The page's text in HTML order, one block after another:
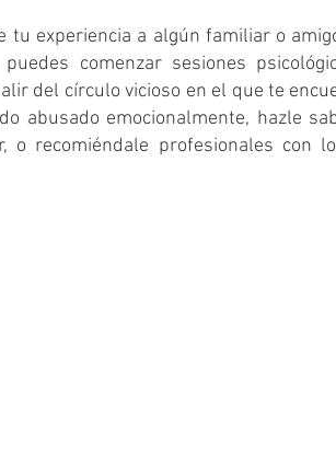
tu experiencia a algún familiar o
comenzar sesiones
del círculo vicioso en el que te
abusado emocionalmente, hazle
o recomiéndale profesionales con